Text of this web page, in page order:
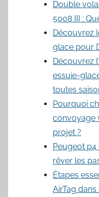
Double
5008 III :
Découvrez
glace pour
Découvrez
essuie-
toutes
Pourquoi
convoyage
projet ?
Peugeot
rêver les
Étapes
AirTag